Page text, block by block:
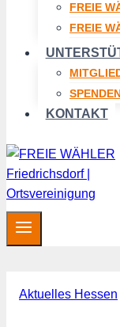
FREIE
FREIE
KONTAKT
Aktuelles Hessen